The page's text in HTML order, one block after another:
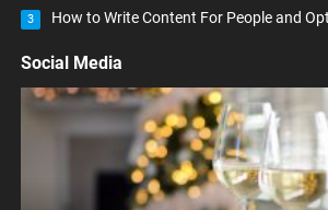
3 How to Write Content For People and
Social Media